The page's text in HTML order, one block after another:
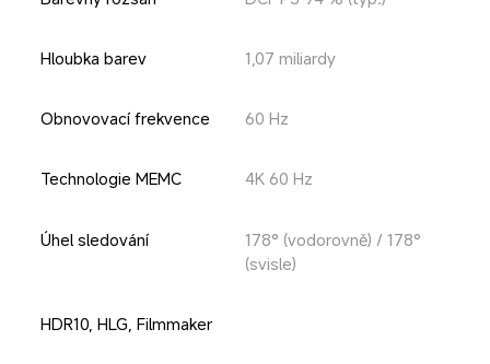
Hloubka barev 1,07 miliardy
Obnovovací frekvence 60 Hz
Technologie MEMC 4K 60 Hz
Úhel sledování
178° (vodorovně) / 178°
(svisle)
HDR10, HLG, Filmmaker